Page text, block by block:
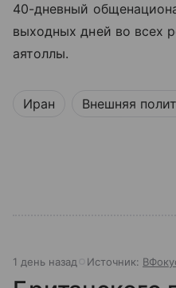
40-дневный
выходных дней во всех
аятоллы.
Иран Внешняя
1 день назад Источник: